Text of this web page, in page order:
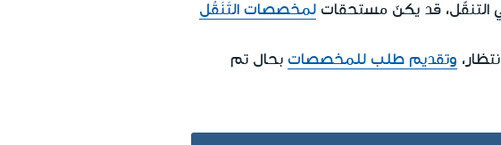
لمخصصات التَنَقُل
وتقديم طلب للمخصصات بحال تم